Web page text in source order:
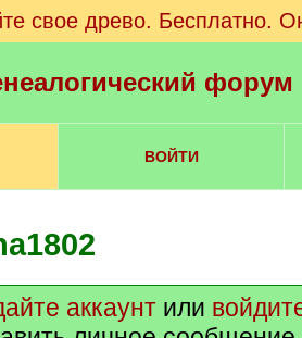
свое древо. Бесплатно.
ВОЙТИ
аккаунт или